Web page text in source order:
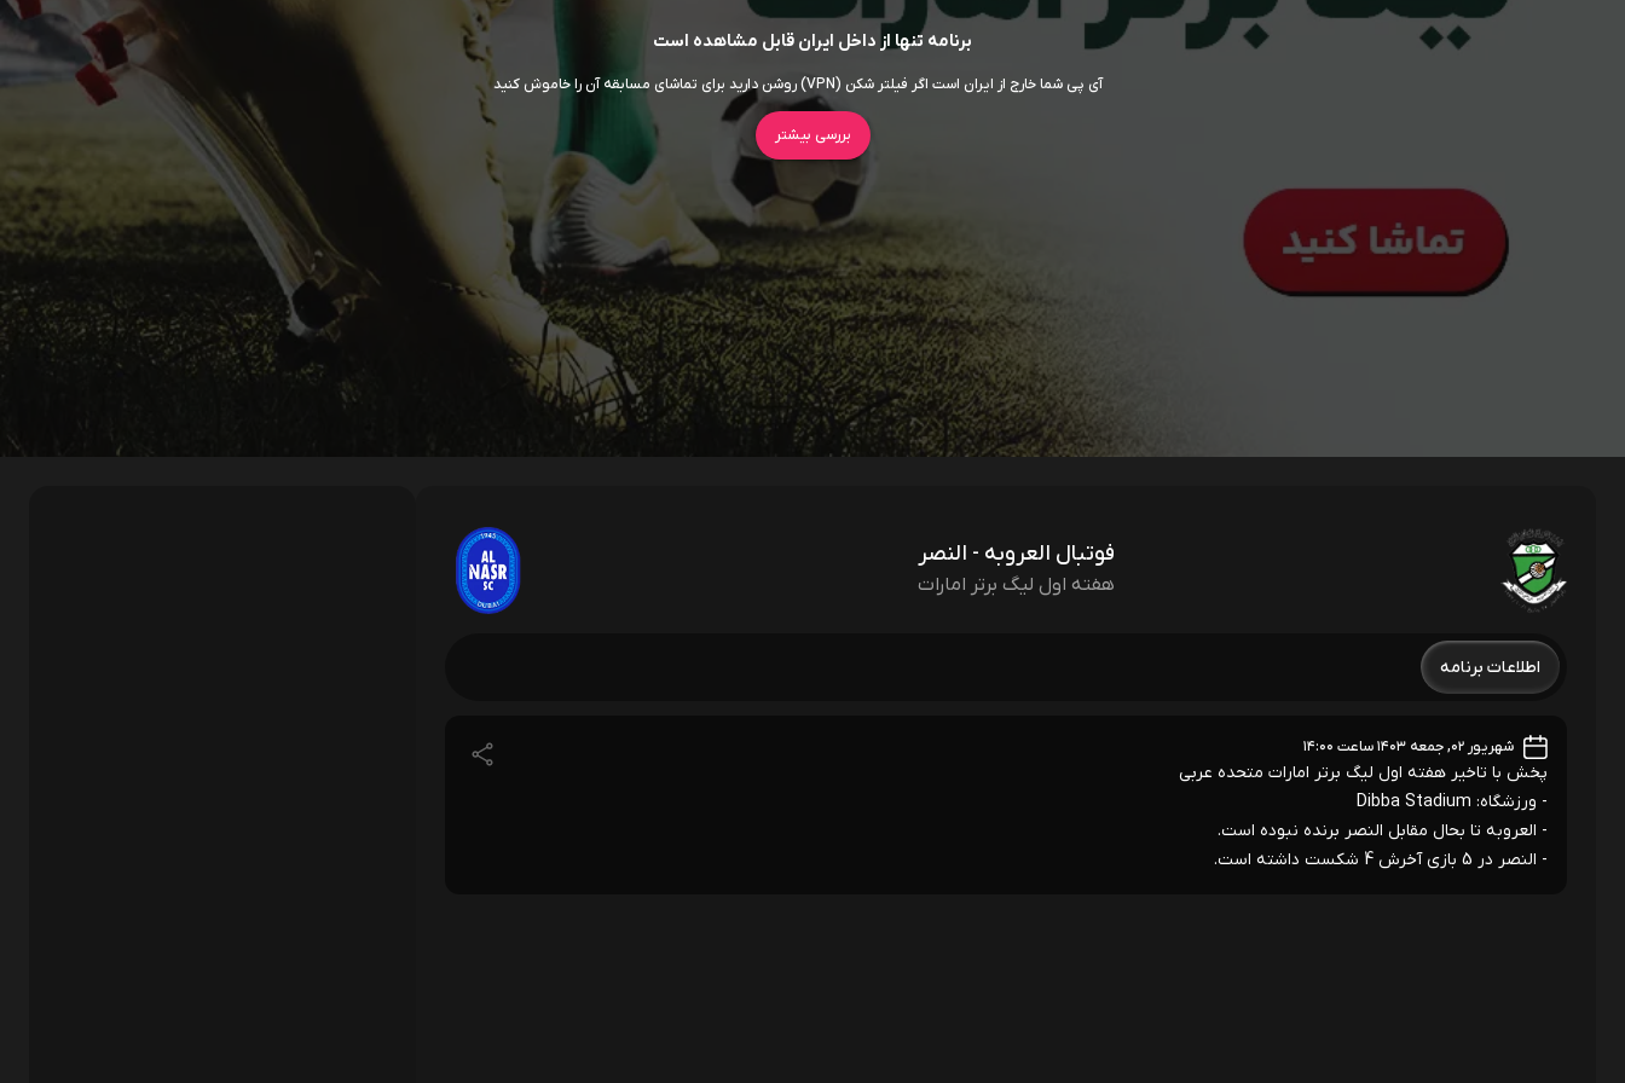
برنامه تنها از داخل ایران قابل مشاهده است
آی پی شما خارج از ایران است اگر فیلتر شکن (VPN) روشن دارید برای تماشای مسابقه آن را خاموش کنید
بررسی بیشتر
فوتبال العروبه - النصر
هفته اول لیگ برتر امارات
اطلاعات برنامه
شهریور ۰۲, جمعه ۱۴۰۳ ساعت ۱۴:۰۰
پخش با تاخیر هفته اول لیگ برتر امارات متحده عربی
- ورزشگاه: Dibba Stadium
- العروبه تا بحال مقابل النصر برنده نبوده است.
- النصر در 5 بازی آخرش 4 شکست داشته است.
فیلم ها سریال ها
اربابان جهان
داستان اسباب‌ بازی 5
7.5 روز افشاگری 6.5 سوپرگرل 6 برادر کوچک 5.5 اودیسه 8.5 موانا 5.8 انولا هلمز 3 5.8 جعبه آبی 5.3